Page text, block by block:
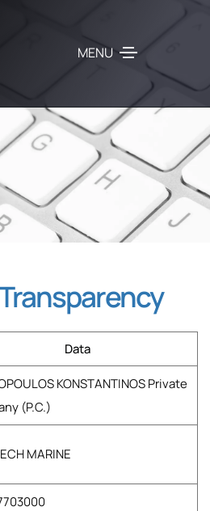
MENU
Data
KONSTANTINOS Private
(P.C.)
MARINE